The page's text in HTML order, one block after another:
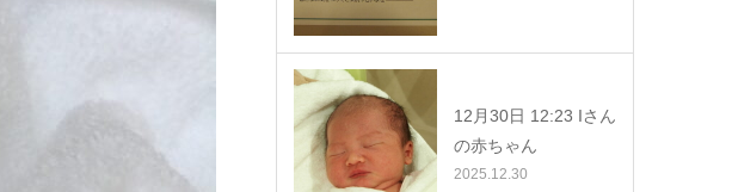
12月30日 12:23 Iさん
の赤ちゃん
2025.12.30